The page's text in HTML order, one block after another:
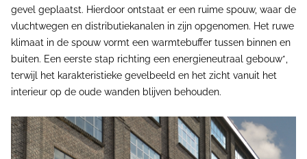
gevel geplaatst. Hierdoor ontstaat er een ruime spouw, waar de
vluchtwegen en distributiekanalen in zijn opgenomen. Het ruwe
klimaat in de spouw vormt een warmtebuffer tussen binnen en
buiten. Een eerste stap richting een energieneutraal gebouw*,
terwijl het karakteristieke gevelbeeld en het zicht vanuit het
interieur op de oude wanden blijven behouden.